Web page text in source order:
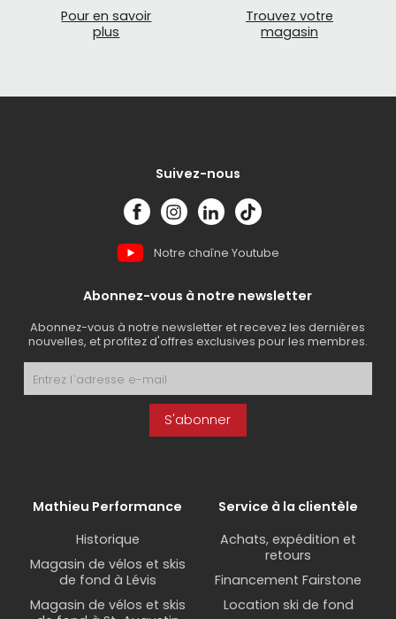
Pour en savoir
plus
Trouvez votre
magasin
Suivez-nous
Notre chaîne Youtube
Abonnez-vous à notre newsletter
Abonnez-vous à notre newsletter et recevez les dernières
nouvelles, et profitez d'offres exclusives pour les membres.
S'abonner
Mathieu Performance
Historique
Magasin de vélos et skis
de fond à Lévis
Magasin de vélos et skis
Service à la clientèle
Achats, expédition et
retours
Financement Fairstone
Location ski de fond